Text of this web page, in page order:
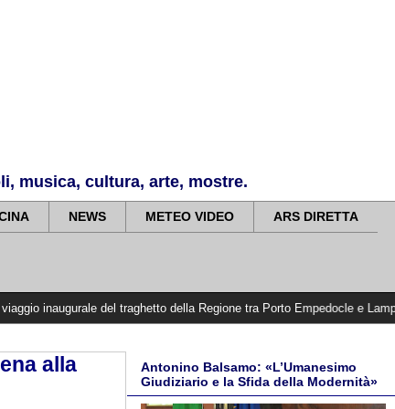
musica, cultura, arte, mostre.
NEWS METEO VIDEO ARS DIRETTA
del traghetto della Regione tra Porto Empedocle e Lampedusa:
alla
Antonino Balsamo: «L’Umanesimo
Giudiziario e la Sfida della Modernità»